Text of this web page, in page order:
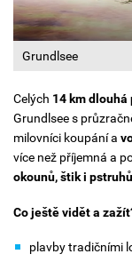
Grundlsee
Celých 14 km
Grundlsee s
milovníci koupání a
více než příjemná a
okounů, štik i pstruhů
Co ještě vidět a
plavby tradičními